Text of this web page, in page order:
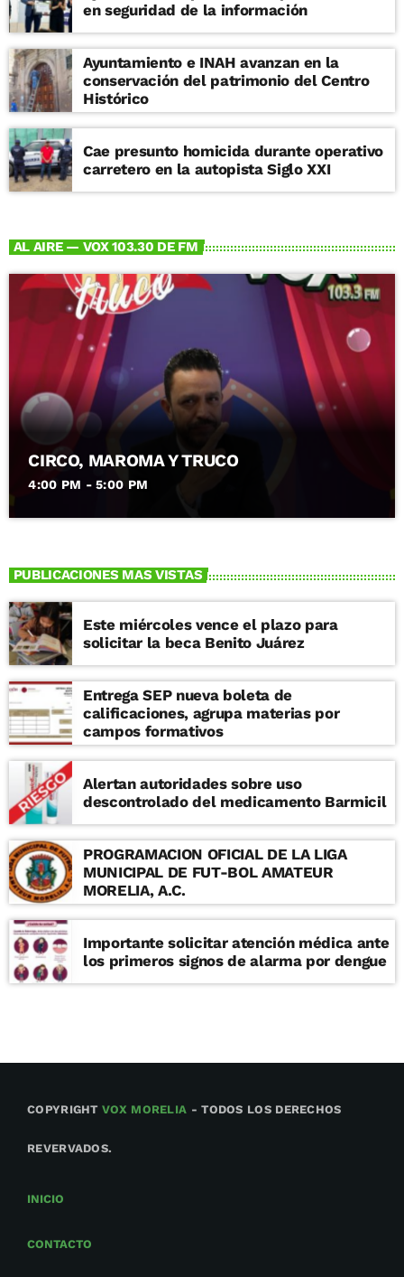
en seguridad de la información
Ayuntamiento e INAH avanzan en la
conservación del patrimonio del Centro
Histórico
Cae presunto homicida durante operativo
carretero en la autopista Siglo XXI
AL AIRE — VOX 103.30 DE FM
CIRCO, MAROMA Y TRUCO
4:00 PM - 5:00 PM
PUBLICACIONES MAS VISTAS
Este miércoles vence el plazo para
solicitar la beca Benito Juárez
Entrega SEP nueva boleta de
calificaciones, agrupa materias por
campos formativos
Alertan autoridades sobre uso
descontrolado del medicamento Barmicil
PROGRAMACION OFICIAL DE LA LIGA
MUNICIPAL DE FUT-BOL AMATEUR
MORELIA, A.C.
Importante solicitar atención médica ante
los primeros signos de alarma por dengue
COPYRIGHTVOX MORELIA - TODOS LOS DERECHOS
REVERVADOS.
INICIO
CONTACTO